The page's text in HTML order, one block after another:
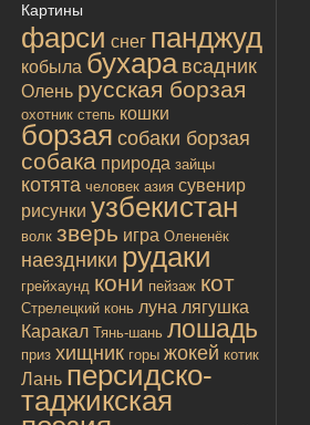
Картины
фарси снег панджуд
кобыла бухара всадник
Олень русская борзая
охотник степь кошки
борзая собаки борзая
собака природа зайцы
котята человек азия сувенир
рисунки узбекистан
волк зверь игра Олененёк
наездники рудаки
грейхаунд кони пейзаж кот
Стрелецкий конь луна лягушка
Каракал Тянь-шань лошадь
приз хищник горы жокей котик
Лань персидско-
таджикская